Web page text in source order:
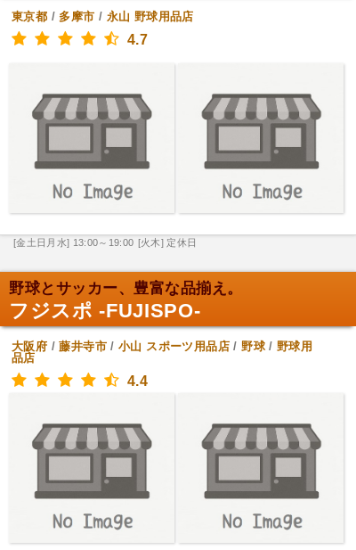
東京都 / 多摩市 / 永山 野球用品店
4.7
[金土日月水] 13:00～19:00 [火木] 定休日
野球とサッカー、豊富な品揃え。
フジスポ -FUJISPO-
大阪府 /藤井寺市/小山 スポーツ用品店/野球/野球用
品店
4.4